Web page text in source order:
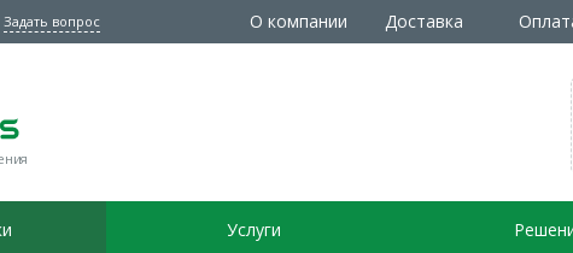
Задать вопрос О компании Доставка
Услуги